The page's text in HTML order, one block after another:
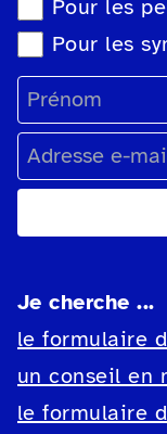
Sélection du
Pour les
Pour les
Prénom
Nom
Adresse e-
Je cherche ...
le formulaire
un conseil en
le formulaire